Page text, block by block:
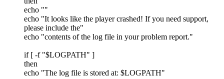
echo ""
echo "It looks like the player crashed! If you need support,
please include the"
echo "contents of the log file in your problem report."
if [ -f "$LOGPATH" ]
then
echo "The log file is stored at: $LOGPATH"